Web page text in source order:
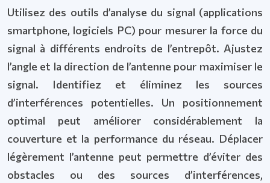
Utilisez des outils d’analyse du signal (applications
smartphone, logiciels PC) pour mesurer la force du
signal à différents endroits de l’entrepôt. Ajustez
l’angle et la direction de l’antenne pour maximiser le
signal. Identifiez et éliminez les sources
d’interférences potentielles. Un positionnement
optimal peut améliorer considérablement la
couverture et la performance du réseau. Déplacer
légèrement l’antenne peut permettre d’éviter des
obstacles ou des sources d’interférences,